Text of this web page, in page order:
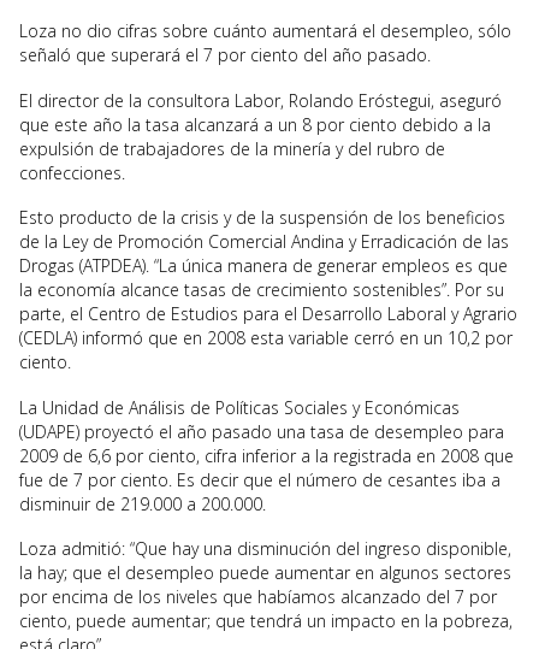
Loza no dio cifras sobre cuánto aumentará el desempleo, sólo
señaló que superará el 7 por ciento del año pasado.
El director de la consultora Labor, Rolando Eróstegui, aseguró
que este año la tasa alcanzará a un 8 por ciento debido a la
expulsión de trabajadores de la minería y del rubro de
confecciones.
Esto producto de la crisis y de la suspensión de los beneficios
de la Ley de Promoción Comercial Andina y Erradicación de las
Drogas (ATPDEA). “La única manera de generar empleos es que
la economía alcance tasas de crecimiento sostenibles”. Por su
parte, el Centro de Estudios para el Desarrollo Laboral y Agrario
(CEDLA) informó que en 2008 esta variable cerró en un 10,2 por
ciento.
La Unidad de Análisis de Políticas Sociales y Económicas
(UDAPE) proyectó el año pasado una tasa de desempleo para
2009 de 6,6 por ciento, cifra inferior a la registrada en 2008 que
fue de 7 por ciento. Es decir que el número de cesantes iba a
disminuir de 219.000 a 200.000.
Loza admitió: “Que hay una disminución del ingreso disponible,
la hay; que el desempleo puede aumentar en algunos sectores
por encima de los niveles que habíamos alcanzado del 7 por
ciento, puede aumentar; que tendrá un impacto en la pobreza,